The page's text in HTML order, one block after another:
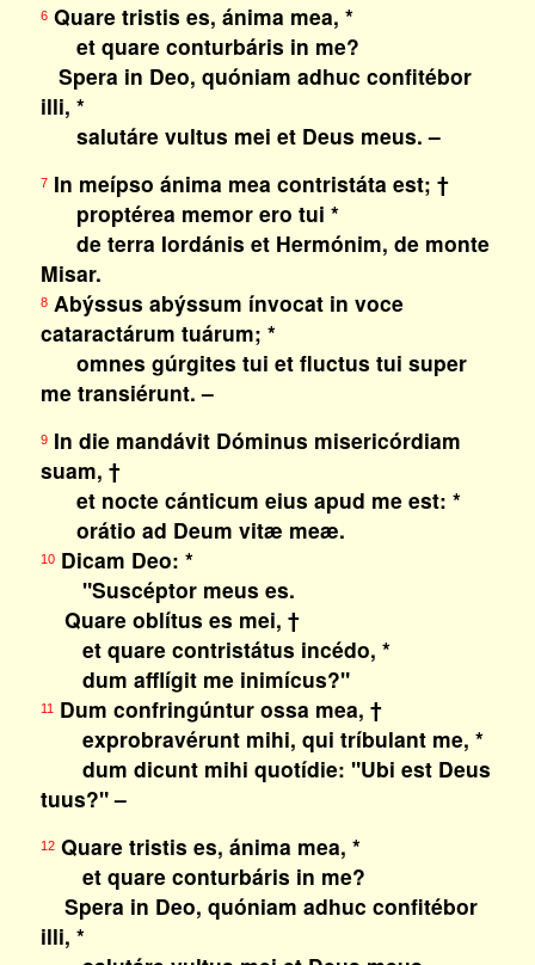
6Quare tristis es, ánima mea, *
et quare conturbáris in me?
Spera in Deo, quóniam adhuc confitébor
illi, *
salutáre vultus mei et Deus meus. –
7In meípso ánima mea contristáta est; †
proptérea memor ero tui *
de terra Iordánis et Hermónim, de monte
Misar.
8Abýssus abýssum ínvocat in voce
cataractárum tuárum; *
omnes gúrgites tui et fluctus tui super
me transiérunt. –
9In die mandávit Dóminus misericórdiam
suam, †
et nocte cánticum eius apud me est: *
orátio ad Deum vitæ meæ.
10Dicam Deo: *
"Suscéptor meus es.
Quare oblítus es mei, †
et quare contristátus incédo, *
dum afflígit me inimícus?"
11Dum confringúntur ossa mea, †
exprobravérunt mihi, qui tríbulant me, *
dum dicunt mihi quotídie: "Ubi est Deus
tuus?" –
12Quare tristis es, ánima mea, *
et quare conturbáris in me?
Spera in Deo, quóniam adhuc confitébor
illi, *